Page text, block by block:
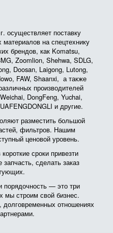
осуществляет поставку
на спецтехнику
брендов, как Komatsu,
Zoomlion, Shehwa, SDLG,
Doosan, Laigong, Lutong,
FAW, Shaanxi, а также
производителей
DongFeng, Yuchai,
и другие.
разместить большой
фильтров. Нашим
ценовой уровень.
сроки привезти
сделать заказ
порядочность — это три
мы строим свой бизнес.
отношениях